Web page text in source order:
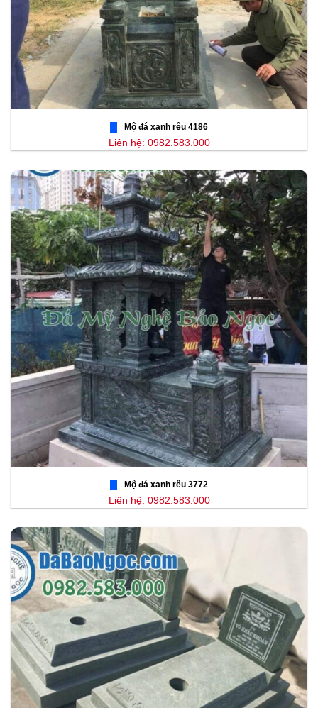
Mộ đá xanh rêu 4186
Liên hệ: 0982.583.000
Mộ đá xanh rêu 3772
Liên hệ: 0982.583.000